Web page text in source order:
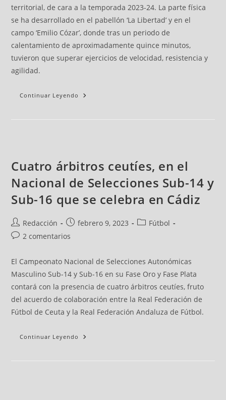
territorial, de cara a la temporada 2023-24. La parte física
se ha desarrollado en el pabellón ‘La Libertad’ y en el
campo ‘Emilio Cózar’, donde tras un periodo de
calentamiento de aproximadamente quince minutos,
tuvieron que superar ejercicios de velocidad, resistencia y
agilidad.
Continuar Leyendo
Cuatro árbitros ceutíes, en el
Nacional de Selecciones Sub-14 y
Sub-16 que se celebra en Cádiz
Redacción febrero 9, 2023
Fútbol
2 comentarios
El Campeonato Nacional de Selecciones Autonómicas
Masculino Sub-14 y Sub-16 en su Fase Oro y Fase Plata
contará con la presencia de cuatro árbitros ceutíes, fruto
del acuerdo de colaboración entre la Real Federación de
Fútbol de Ceuta y la Real Federación Andaluza de Fútbol.
Continuar Leyendo